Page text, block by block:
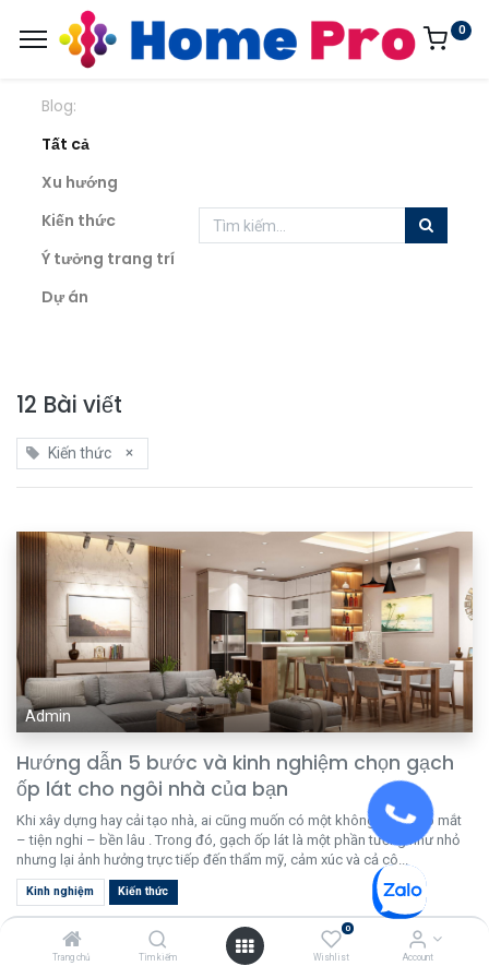
Trang chủ Tìm kiếm
0
Wishlist Account
0
Blog:
Tất cả
Xu hướng
Kiến thức
Ý tưởng trang trí
Dự án
12 Bài viết
Kiến thức ×
Admin
Hướng dẫn 5 bước và kinh nghiệm chọn gạch
ốp lát cho ngôi nhà của bạn
Khi xây dựng hay cải tạo nhà, ai cũng muốn có một không gian đẹp mắt
– tiện nghi – bền lâu . Trong đó, gạch ốp lát là một phần tưởng như nhỏ
nhưng lại ảnh hưởng trực tiếp đến thẩm mỹ, cảm xúc và cả cô...
Kinh nghiệm Kiến thức
thg 6 30, 2025 Kiến thức